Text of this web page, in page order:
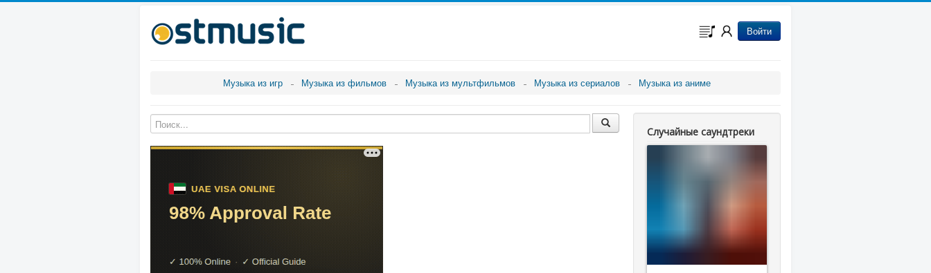
Войти
Музыка из игр Музыка из фильмов Музыка из мультфильмов Музыка из сериалов Музыка из аниме
Случайные саундтреки